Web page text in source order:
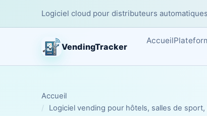
Logiciel cloud pour distributeurs
VendingTracker
Accueil
Accueil
Logiciel vending pour hôtels, salles de